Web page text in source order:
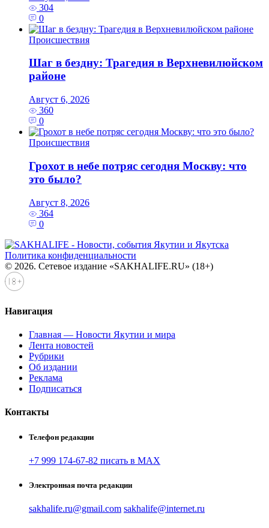
304
0
Происшествия
Шаг в бездну: Трагедия в Верхневилюйском
районе
Август 6, 2026
360
0
Происшествия
Грохот в небе потряс сегодня Москву: что
это было?
Август 8, 2026
364
0
Политика конфиденциальности
© 2026. Сетевое издание «SAKHALIFE.RU» (18+)
Навигация
Главная — Новости Якутии и мира
Лента новостей
Рубрики
Об издании
Реклама
Подписаться
Контакты
Телефон редакции
+7 999 174-67-82 писать в MAX
Электронная почта редакции
sakhalife.ru@gmail.com sakhalife@internet.ru